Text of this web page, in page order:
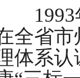
1993年
全省市
体系认